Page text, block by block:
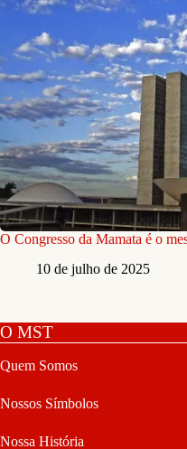
O Congresso da Mamata é o
10 de julho de 2025
O MST
Quem Somos
Nossos Símbolos
Nossa História